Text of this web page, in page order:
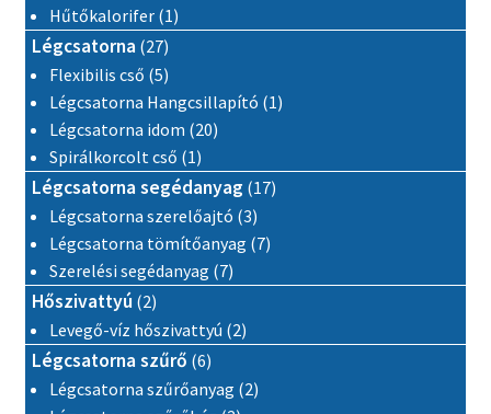
Hűtőkalorifer 11 termék
Légcsatorna 2727 termék
Flexibilis cső 55 termék
Légcsatorna Hangcsillapító 11 termék
Légcsatorna idom 2020 termék
Spirálkorcolt cső 11 termék
Légcsatorna segédanyag 1717 termék
Légcsatorna szerelőajtó 33 termék
Légcsatorna tömítőanyag 77 termék
Szerelési segédanyag 77 termék
Hőszivattyú 22 termék
Levegő-víz hőszivattyú 22 termék
Légcsatorna szűrő 66 termék
Légcsatorna szűrőanyag 22 termék